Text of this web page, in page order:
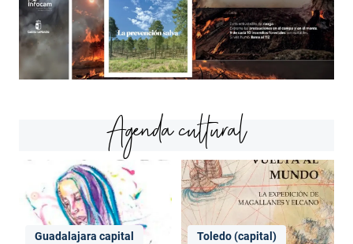
Agenda cultural
Guadalajara capital Toledo (capital)